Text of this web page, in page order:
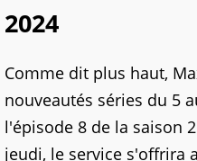
2024
Comme dit plus haut,
nouveautés séries du 5
l'épisode 8 de la saison
jeudi, le service s'offrira